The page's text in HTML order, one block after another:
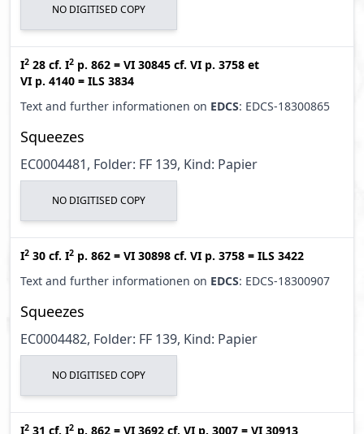
NO DIGITISED COPY
I2 28 cf. I2 p. 862 = VI 30845 cf. VI p. 3758 et
VI p. 4140 = ILS 3834
Text and further informationen on EDCS: EDCS-18300865
Squeezes
EC0004481, Folder: FF 139, Kind: Papier
NO DIGITISED COPY
I2 30 cf. I2 p. 862 = VI 30898 cf. VI p. 3758 = ILS 3422
Text and further informationen on EDCS: EDCS-18300907
Squeezes
EC0004482, Folder: FF 139, Kind: Papier
NO DIGITISED COPY
I2 31 cf. I2 p. 862 = VI 3692 cf. VI p. 3007 = VI 30913